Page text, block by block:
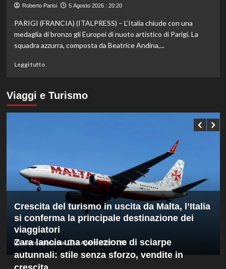
per
al
Masters
1000
in
due
Roberto Parisi 5 Agosto 2026 : 20:20
PARIGI (FRANCIA) (ITALPRESS) – L’Italia chiude con una
medaglia di bronzo gli Europei di nuoto artistico di Parigi. La
squadra azzurra, composta da Beatrice Andina,...
Leggi tuttoLeggi
su
Nuoto
artistico,
nella
routine
acrobatica
squadre
Viaggi e Turismo
Crescita del turismo in uscita da Malta, l’Italia
si conferma la principale destinazione dei
viaggiatori
Marco Vaccarella 7 Agosto 2026 : 1:55
Zara lancia una collezione di sciarpe
autunnali: stile senza sforzo, vendite in